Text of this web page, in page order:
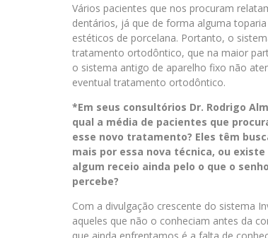
Vários pacientes que nos procuram
dentários, já que de forma alguma
estéticos de porcelana. Portanto, o
tratamento ortodôntico, que na maior
o sistema antigo de aparelho fixo não
eventual tratamento ortodôntico.
*Em seus consultórios Dr. Rodrigo
qual a média de pacientes que
esse novo tratamento? Eles têm
mais por essa nova técnica, ou existe
algum receio ainda pelo o que o
percebe?
Com a divulgação crescente do sistema
aqueles que não o conheciam antes da